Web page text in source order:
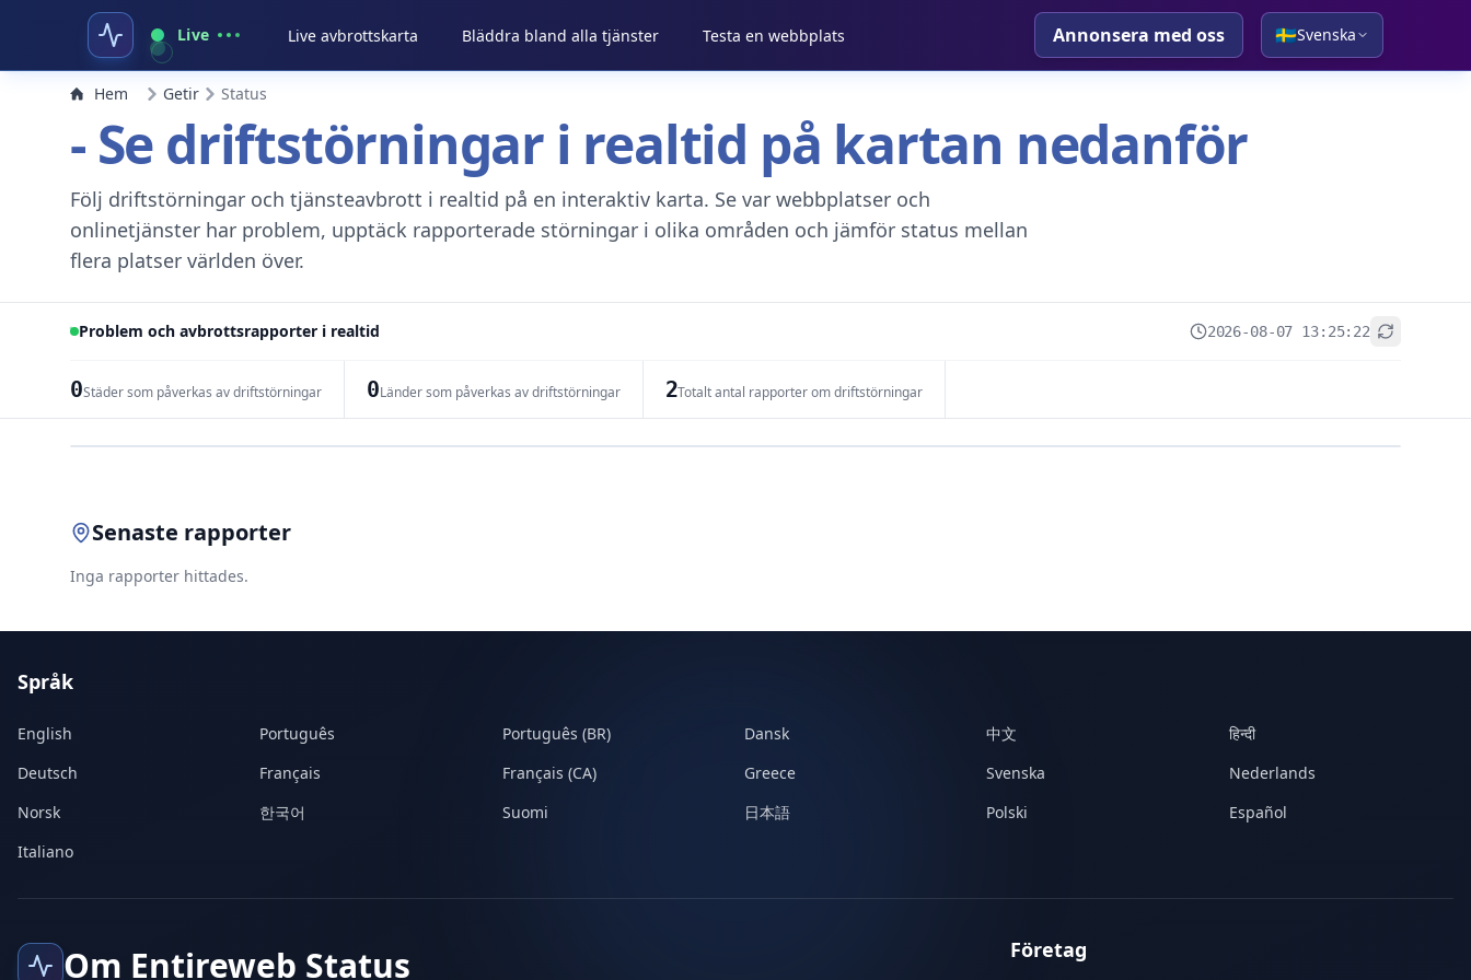
Live Live avbrottskarta Bläddra bland alla tjänster Testa en webbplats Annonsera med oss 🇸🇪Svenska
Hem Getir Status
- Se driftstörningar i realtid på kartan nedanför
Följ driftstörningar och tjänsteavbrott i realtid på en interaktiv karta. Se var webbplatser och
onlinetjänster har problem, upptäck rapporterade störningar i olika områden och jämför status mellan
flera platser världen över.
Problem och avbrottsrapporter i realtid 2026-08-07 13:25:22
0Städer som påverkas av driftstörningar 0Länder som påverkas av driftstörningar 2Totalt antal rapporter om driftstörningar
Senaste rapporter
Inga rapporter hittades.
Språk
English Português Português (BR) Dansk 中文
हिन्दी
Deutsch
Français Français (CA) Greece Svenska
Nederlands
Norsk
한국어 Suomi 日本語 Polski
Español
Italiano
Om Entireweb Status Företag